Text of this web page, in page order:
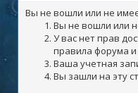
Вы не вошли или не
Вы не вошли или
У вас нет прав
правила форума
Ваша учетная
Вы зашли на эту